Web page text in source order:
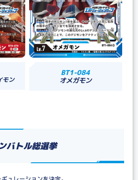
モン
BT1-084
オメガモン
バトル総選挙